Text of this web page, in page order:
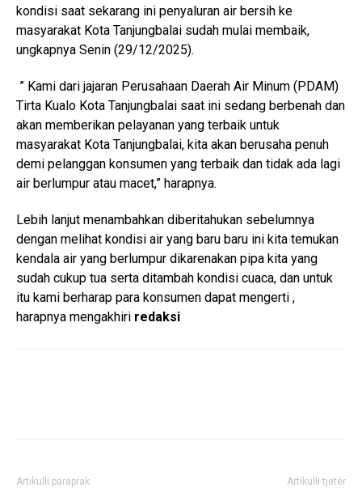
kondisi saat sekarang ini penyaluran air bersih ke
masyarakat Kota Tanjungbalai sudah mulai membaik,
ungkapnya Senin (29/12/2025).
” Kami dari jajaran Perusahaan Daerah Air Minum (PDAM)
Tirta Kualo Kota Tanjungbalai saat ini sedang berbenah dan
akan memberikan pelayanan yang terbaik untuk
masyarakat Kota Tanjungbalai, kita akan berusaha penuh
demi pelanggan konsumen yang terbaik dan tidak ada lagi
air berlumpur atau macet,” harapnya.
Lebih lanjut menambahkan diberitahukan sebelumnya
dengan melihat kondisi air yang baru baru ini kita temukan
kendala air yang berlumpur dikarenakan pipa kita yang
sudah cukup tua serta ditambah kondisi cuaca, dan untuk
itu kami berharap para konsumen dapat mengerti ,
harapnya mengakhiri redaksi
Artikulli paraprak Artikulli tjetër